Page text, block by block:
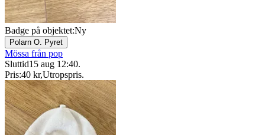
Badge på objektet:Ny
Polarn O. Pyret
Mössa från pop
Sluttid15 aug 12:40.
Pris:40 kr,Utropspris.